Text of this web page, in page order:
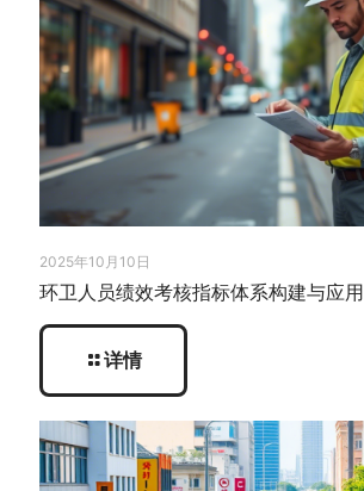
2025年10月10日
环卫人员绩效考核指标体系构建与应用
详情